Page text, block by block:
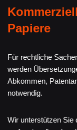
Papiere
Für rechtliche
werden
Abkommen,
notwendig.
Wir unterstützen Sie